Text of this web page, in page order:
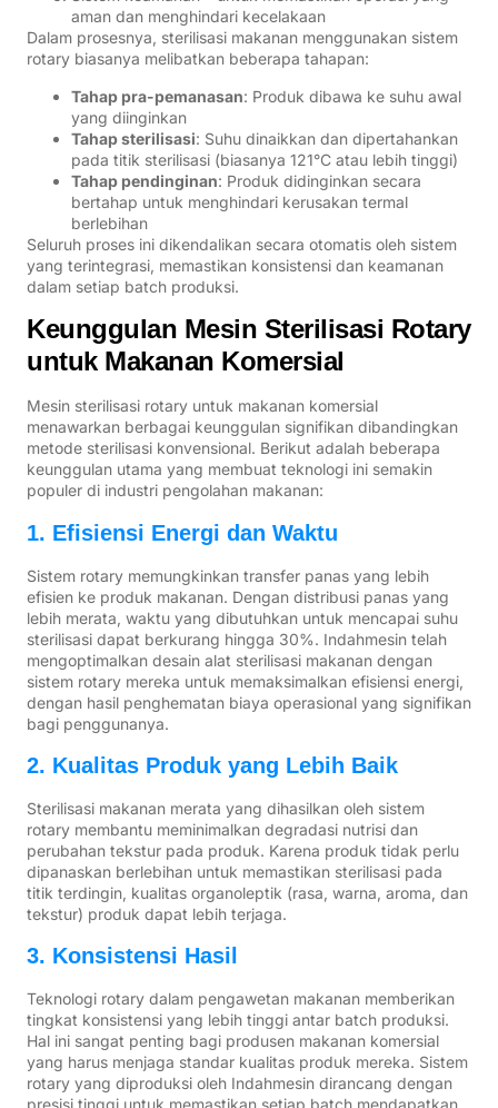
aman dan menghindari kecelakaan
Dalam prosesnya, sterilisasi makanan menggunakan sistem
rotary biasanya melibatkan beberapa tahapan:
Tahap pra-pemanasan: Produk dibawa ke suhu awal
yang diinginkan
Tahap sterilisasi: Suhu dinaikkan dan dipertahankan
pada titik sterilisasi (biasanya 121°C atau lebih tinggi)
Tahap pendinginan: Produk didinginkan secara
bertahap untuk menghindari kerusakan termal
berlebihan
Seluruh proses ini dikendalikan secara otomatis oleh sistem
yang terintegrasi, memastikan konsistensi dan keamanan
dalam setiap batch produksi.
Keunggulan Mesin Sterilisasi Rotary
untuk Makanan Komersial
Mesin sterilisasi rotary untuk makanan komersial
menawarkan berbagai keunggulan signifikan dibandingkan
metode sterilisasi konvensional. Berikut adalah beberapa
keunggulan utama yang membuat teknologi ini semakin
populer di industri pengolahan makanan:
1. Efisiensi Energi dan Waktu
Sistem rotary memungkinkan transfer panas yang lebih
efisien ke produk makanan. Dengan distribusi panas yang
lebih merata, waktu yang dibutuhkan untuk mencapai suhu
sterilisasi dapat berkurang hingga 30%. Indahmesin telah
mengoptimalkan desain alat sterilisasi makanan dengan
sistem rotary mereka untuk memaksimalkan efisiensi energi,
dengan hasil penghematan biaya operasional yang signifikan
bagi penggunanya.
2. Kualitas Produk yang Lebih Baik
Sterilisasi makanan merata yang dihasilkan oleh sistem
rotary membantu meminimalkan degradasi nutrisi dan
perubahan tekstur pada produk. Karena produk tidak perlu
dipanaskan berlebihan untuk memastikan sterilisasi pada
titik terdingin, kualitas organoleptik (rasa, warna, aroma, dan
tekstur) produk dapat lebih terjaga.
3. Konsistensi Hasil
Teknologi rotary dalam pengawetan makanan memberikan
tingkat konsistensi yang lebih tinggi antar batch produksi.
Hal ini sangat penting bagi produsen makanan komersial
yang harus menjaga standar kualitas produk mereka. Sistem
rotary yang diproduksi oleh Indahmesin dirancang dengan